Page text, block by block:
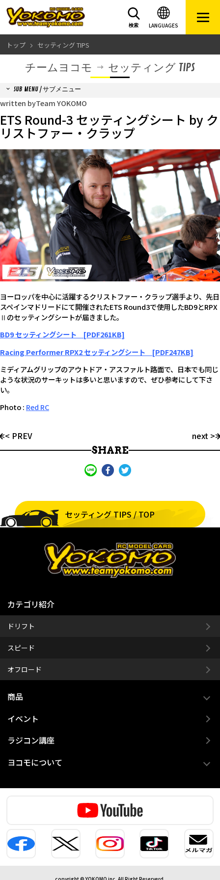
LANGUAGES
検索
トップ セッティング TIPS
チームヨコモ セッティング TIPS
SUB MENU / サブメニュー
written byTeam YOKOMO
ETS Round-3 セッティングシート by ク
リストファー・クラップ
ヨーロッパを中心に活躍するクリストファー・クラップ選手より、先日
スペインマドリードにて開催されたETS Round3で使用したBD9とRPX
Ⅱのセッティングシートが届きました。
BD9 セッティングシート [PDF261KB]
Racing Performer RPX2 セッティングシート [PDF247KB]
ミディアムグリップのアウトドア・アスファルト路面で、日本でも同じ
ような状況のサーキットは多いと思いますので、ぜひ参考にして下さ
い。
Photo : Red RC
<< PREV
next >>
SHARE
セッティング TIPS / TOP
カテゴリ紹介
ドリフト
スピード
オフロード
商品
イベント
ラジコン講座
ヨコモについて